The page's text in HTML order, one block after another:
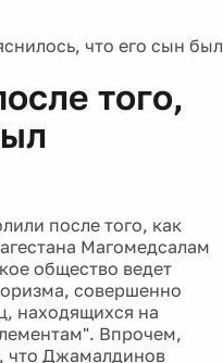
что его сын был
того,
после того, как
Магомедсалам
общество ведет
совершенно
находящихся на
Впрочем,
что Джамалдинов